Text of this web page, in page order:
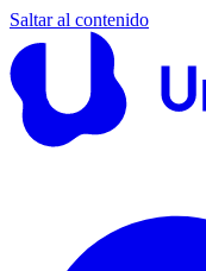
Saltar al contenido